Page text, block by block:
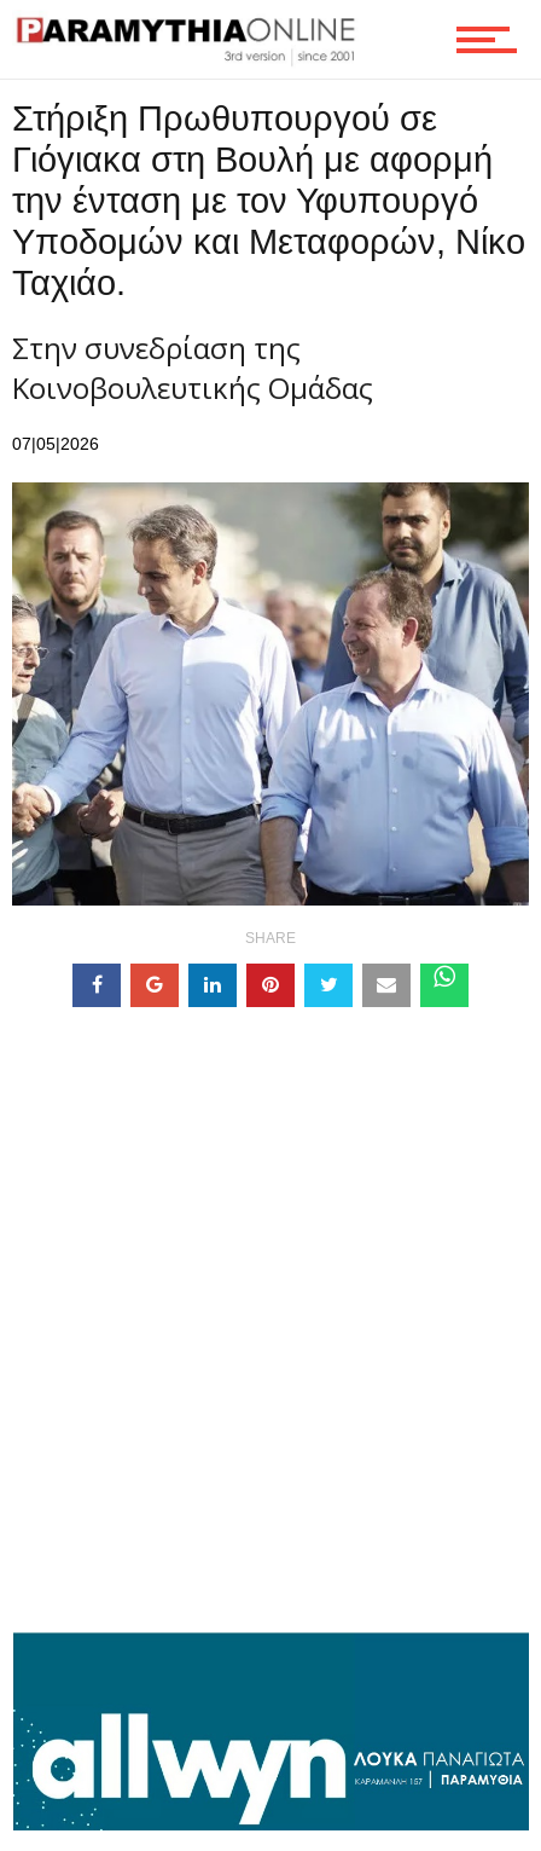
Επικοινωνία
Στήριξη Πρωθυπουργού σε
Γιόγιακα στη Βουλή με αφορμή
την ένταση με τον Υφυπουργό
Υποδομών και Μεταφορών, Νίκο
Ταχιάο.
Στην συνεδρίαση της
Κοινοβουλευτικής Ομάδας
07|05|2026
SHARE